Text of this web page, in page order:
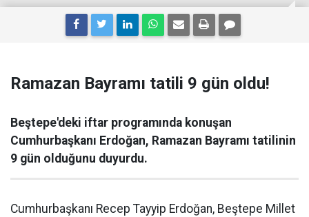
Ramazan Bayramı tatili 9 gün oldu!
Beştepe'deki iftar programında konuşan
Cumhurbaşkanı Erdoğan, Ramazan Bayramı tatilinin
9 gün olduğunu duyurdu.
Cumhurbaşkanı Recep Tayyip Erdoğan, Beştepe Millet